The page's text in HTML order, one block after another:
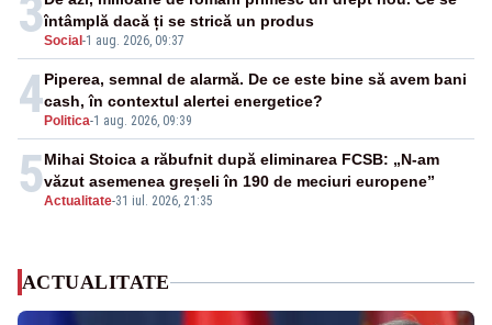
3Social -1 aug. 2026, 09:37
întâmplă dacă ți se strică un produs
4 Politica-1 aug. 2026, 09:39
Piperea, semnal de alarmă. De ce este bine să avem bani
cash, în contextul alertei energetice?
5Actualitate-31 iul. 2026, 21:35
Mihai Stoica a răbufnit după eliminarea FCSB: „N-am
văzut asemenea greșeli în 190 de meciuri europene”
ACTUALITATE